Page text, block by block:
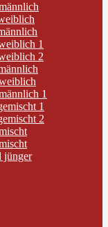
1
2
1
1
2
jünger